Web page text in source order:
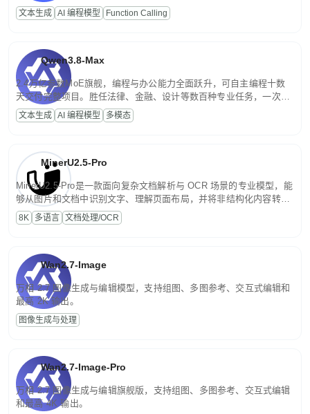
高并发、轻量化任务，适合日常对话、内容创作、基础 RAG、批量
文案处理等普惠刚需场景。
文本生成 AI 编程模型 Function Calling
Qwen3.8-Max
2.4万亿参数MoE旗舰，编程与办公能力全面跃升，可自主编程十数
天交付完整项目。胜任法律、金融、设计等数百种专业任务，一次对
话端到端交付生产级成果。原生视觉理解贯穿规划、执行与验证全流
程，支持超长文档与长视频的深度语义解析。长程任务中自主规划与
文本生成 AI 编程模型 多模态
MinerU2.5-Pro
MinerU2.5-Pro是一款面向复杂文档解析与 OCR 场景的专业模型，能
够从图片和文档中识别文字、理解页面布局，并将非结构化内容转换
为便于存储、检索和二次处理的结构化结果。
8K 多语言 文档处理/OCR
Wan2.7-Image
万相 2.7 图像生成与编辑模型，支持组图、多图参考、交互式编辑和
最高 2K 输出。
图像生成与处理
Wan2.7-Image-Pro
万相 2.7 图像生成与编辑旗舰版，支持组图、多图参考、交互式编辑
和最高 4K 输出。